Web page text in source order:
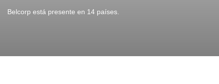
Belcorp está presente en 14 países.